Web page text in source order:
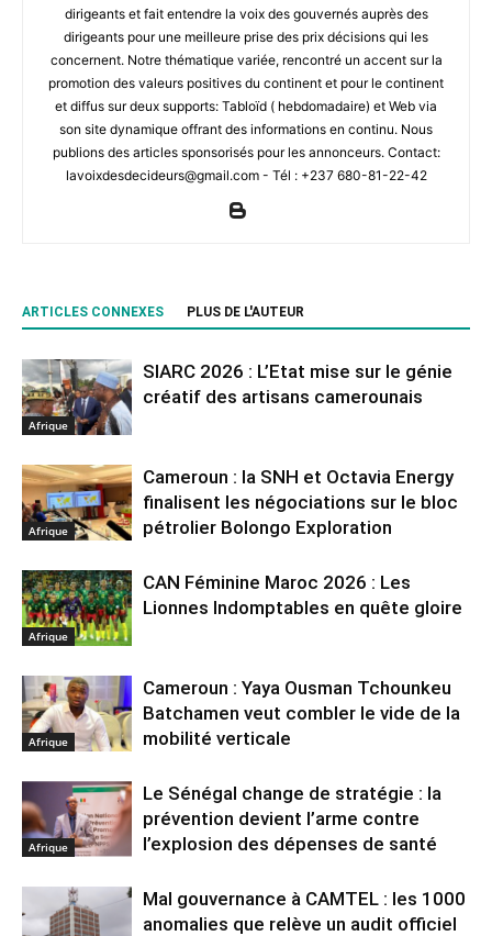
dirigeants et fait entendre la voix des gouvernés auprès des
dirigeants pour une meilleure prise des prix décisions qui les
concernent. Notre thématique variée, rencontré un accent sur la
promotion des valeurs positives du continent et pour le continent
et diffus sur deux supports: Tabloïd ( hebdomadaire) et Web via
son site dynamique offrant des informations en continu. Nous
publions des articles sponsorisés pour les annonceurs. Contact:
lavoixdesdecideurs@gmail.com - Tél : +237 680-81-22-42
ARTICLES CONNEXES PLUS DE L'AUTEUR
Afrique
SIARC 2026 : L’Etat mise sur le génie
créatif des artisans camerounais
Afrique
Cameroun : la SNH et Octavia Energy
finalisent les négociations sur le bloc
pétrolier Bolongo Exploration
Afrique
CAN Féminine Maroc 2026 : Les
Lionnes Indomptables en quête gloire
Afrique
Cameroun : Yaya Ousman Tchounkeu
Batchamen veut combler le vide de la
mobilité verticale
Afrique
Le Sénégal change de stratégie : la
prévention devient l’arme contre
l’explosion des dépenses de santé
Mal gouvernance à CAMTEL : les 1000
anomalies que relève un audit officiel